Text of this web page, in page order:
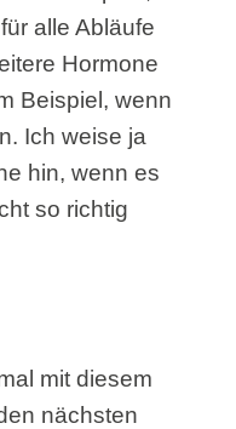
alle Abläufe
Hormone
Beispiel, wenn
Ich weise ja
hin, wenn es
so richtig
mit diesem
nächsten